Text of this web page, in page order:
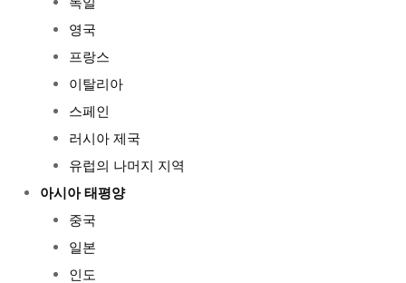
영국
프랑스
이탈리아
스페인
러시아 제국
유럽의 나머지 지역
아시아 태평양
중국
일본
인도